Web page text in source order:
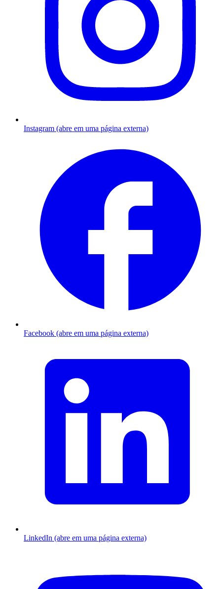
Instagram (abre em uma página externa)
Facebook (abre em uma página externa)
LinkedIn (abre em uma página externa)